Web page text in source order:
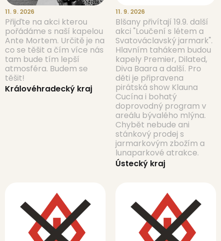
11. 9. 2026
Přijďte na akci kterou
pořádáme s naší kapelou
Ante Mortem. Určitě je na
co se těšit a čím více nás
tam bude tím lepší
atmosféra. Budem se
těšit!
Královéhradecký kraj
11. 9. 2026
Blšany přivítají 19.9. další
akci "Loučení s létem a
Svatováclavský jarmark".
Hlavním tahákem budou
kapely Premier, Dilated,
Diva Baara a další. Pro
děti je připravena
pirátská show Klauna
Cucína i bohatý
doprovodný program v
areálu bývalého mlýna.
Chybět nebude ani
stánkový prodej s
jarmarkovým zbožím a
lunaparkové atrakce.
Ústecký kraj